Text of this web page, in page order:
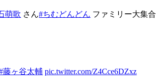
萌歌 さん#ちむどんどん ファミリー大集合
藤ヶ谷太輔 pic.twitter.com/Z4Cce6DZxz